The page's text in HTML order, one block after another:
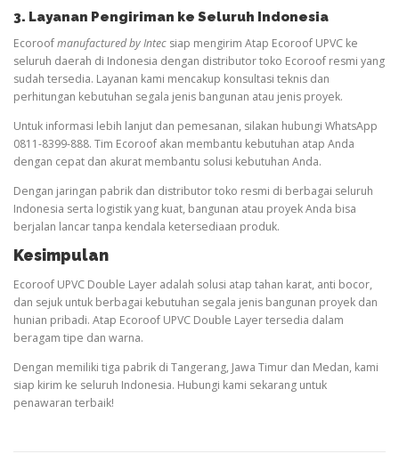
3. Layanan Pengiriman ke Seluruh Indonesia
Ecoroofmanufactured by Intec siap mengirim Atap Ecoroof UPVC ke
seluruh daerah di Indonesia dengan distributor toko Ecoroof resmi yang
sudah tersedia. Layanan kami mencakup konsultasi teknis dan
perhitungan kebutuhan segala jenis bangunan atau jenis proyek.
Untuk informasi lebih lanjut dan pemesanan, silakan hubungi WhatsApp
0811-8399-888. Tim Ecoroof akan membantu kebutuhan atap Anda
dengan cepat dan akurat membantu solusi kebutuhan Anda.
Dengan jaringan pabrik dan distributor toko resmi di berbagai seluruh
Indonesia serta logistik yang kuat, bangunan atau proyek Anda bisa
berjalan lancar tanpa kendala ketersediaan produk.
Kesimpulan
Ecoroof UPVC Double Layer adalah solusi atap tahan karat, anti bocor,
dan sejuk untuk berbagai kebutuhan segala jenis bangunan proyek dan
hunian pribadi. Atap Ecoroof UPVC Double Layer tersedia dalam
beragam tipe dan warna.
Dengan memiliki tiga pabrik di Tangerang, Jawa Timur dan Medan, kami
siap kirim ke seluruh Indonesia. Hubungi kami sekarang untuk
penawaran terbaik!